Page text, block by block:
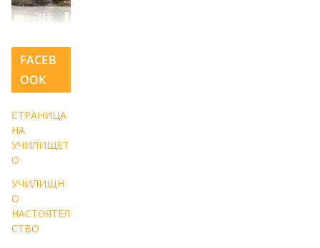
FACEB
OOK
СТРАНИЦА
НА
УЧИЛИЩЕТ
О
УЧИЛИЩН
О
НАСТОЯТЕЛ
СТВО